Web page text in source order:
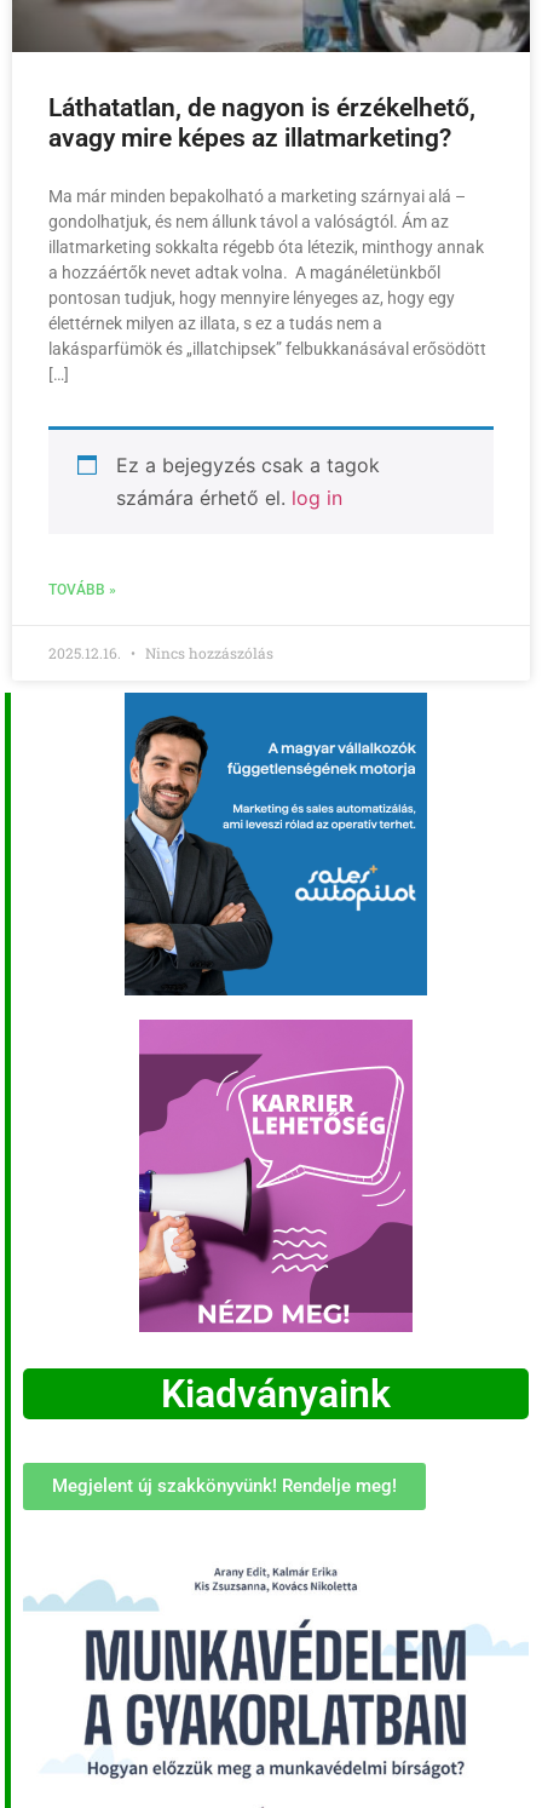
Láthatatlan, de nagyon is érzékelhető,
avagy mire képes az illatmarketing?
Ma már minden bepakolható a marketing szárnyai alá –
gondolhatjuk, és nem állunk távol a valóságtól. Ám az
illatmarketing sokkalta régebb óta létezik, minthogy annak
a hozzáértők nevet adtak volna. A magánéletünkből
pontosan tudjuk, hogy mennyire lényeges az, hogy egy
élettérnek milyen az illata, s ez a tudás nem a
lakásparfümök és „illatchipsek” felbukkanásával erősödött
[…]
Ez a bejegyzés csak a tagok
számára érhető el. log in
TOVÁBB »
2025.12.16. Nincs hozzászólás
Kiadványaink
Megjelent új szakkönyvünk! Rendelje meg!